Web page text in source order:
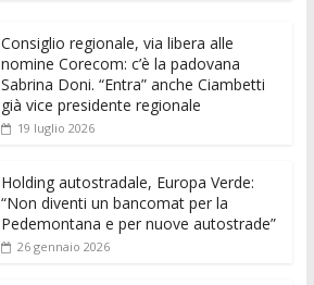
l
at
s
A
p
e
n
g
di
t
k
e
dI
n
di
vi
Consiglio regionale, via libera alle
nomine Corecom: c’è la padovana
Sabrina Doni. “Entra” anche Ciambetti
già vice presidente regionale
19 luglio 2026
Holding autostradale, Europa Verde:
“Non diventi un bancomat per la
Pedemontana e per nuove autostrade”
26 gennaio 2026